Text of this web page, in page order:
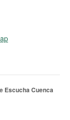
Escucha Cuenca